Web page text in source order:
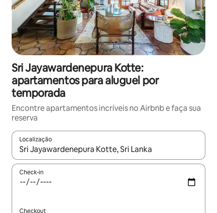
Sri Jayawardenepura Kotte:
apartamentos para aluguel por
temporada
Encontre apartamentos incríveis no Airbnb e faça sua
reserva
Localização
Quando os resultados estiverem disponíveis, explore-os
Check-in
Checkout